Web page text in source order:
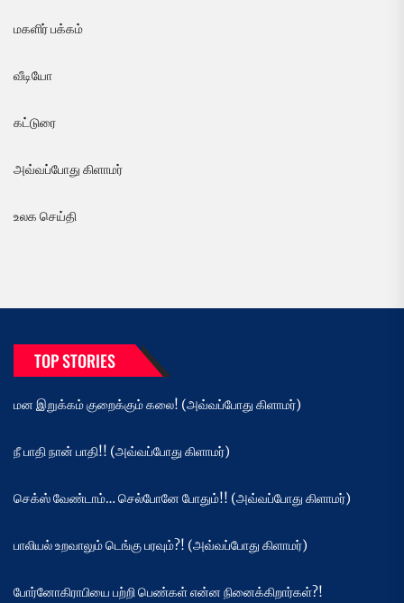
மகளிர் பக்கம்
வீடியோ
கட்டுரை
அவ்வப்போது கிளாமர்
உலக செய்தி
TOP STORIES
மன இறுக்கம் குறைக்கும் கலை! (அவ்வப்போது கிளாமர்)
நீ பாதி நான் பாதி!! (அவ்வப்போது கிளாமர்)
செக்ஸ் வேண்டாம்… செல்போனே போதும்!! (அவ்வப்போது கிளாமர்)
பாலியல் உறவாலும் டெங்கு பரவும்?! (அவ்வப்போது கிளாமர்)
போர்னோகிராபியை பற்றி பெண்கள் என்ன நினைக்கிறார்கள்?!